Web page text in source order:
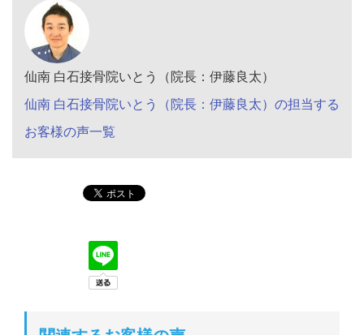
仙南 白石接骨院いとう（院長：伊藤良太）
仙南 白石接骨院いとう（院長：伊藤良太）の担当する
お客様の声一覧